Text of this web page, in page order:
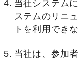
当社システム
ステムのリニ
トを利用でき
当社は、参加